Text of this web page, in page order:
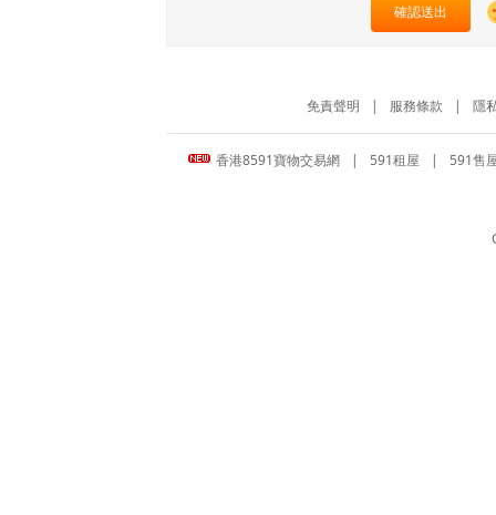
確認送出
免責聲明 | 服務條款 | 隱
香港8591寶物交易網 | 591租屋 | 591售